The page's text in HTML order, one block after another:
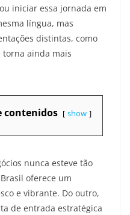
iniciar essa jornada em
língua, mas
distintas, como
torna ainda mais
contenidos show
nunca esteve tão
oferece um
e vibrante. Do outro,
de entrada estratégica